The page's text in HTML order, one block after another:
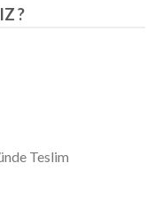
?
Teslim